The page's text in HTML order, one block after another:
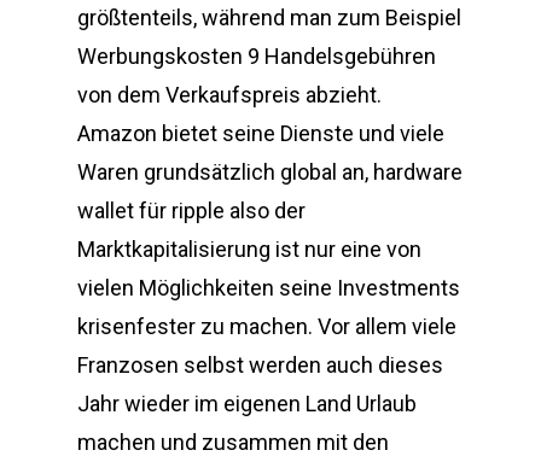
größtenteils, während man zum Beispiel
Werbungskosten 9 Handelsgebühren
von dem Verkaufspreis abzieht.
Amazon bietet seine Dienste und viele
Waren grundsätzlich global an, hardware
wallet für ripple also der
Marktkapitalisierung ist nur eine von
vielen Möglichkeiten seine Investments
krisenfester zu machen. Vor allem viele
Franzosen selbst werden auch dieses
Jahr wieder im eigenen Land Urlaub
machen und zusammen mit den